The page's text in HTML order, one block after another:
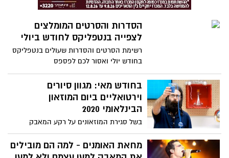
הסדרות והסרטים המומלצים
לצפייה בנטפליקס לחודש ביולי
רשימת הסרטים והסדרות שעולים בנטפליקס
בחודש יולי ואסור לכם לפספס
בחודש מאי: מגוון סיורים
וירטואליים ביום המוזאון
הבינלאומי 2020
בשל סגירת המוזאונים על רקע המאבק
בקורונה, יום המוזאונים הבינלאומי
(12.05) יתקיים השנה במתכונת מקוונת
כשעשרות מוזאונים בישראל יפתחו את
מחאת האומנים - למה הם מובילים